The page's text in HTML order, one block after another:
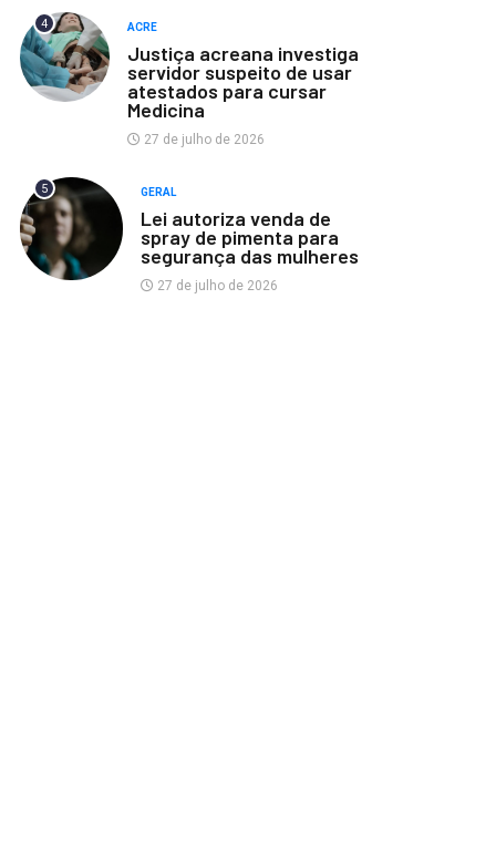
4 ACRE
Justiça acreana investiga
servidor suspeito de usar
atestados para cursar
Medicina
27 de julho de 2026
5 GERAL
Lei autoriza venda de
spray de pimenta para
segurança das mulheres
27 de julho de 2026